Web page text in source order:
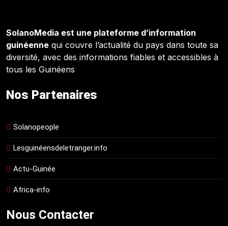
SolanoMedia est une plateforme d’information
guinéenne qui couvre l’actualité du pays dans toute sa
diversité, avec des informations fiables et accessibles à
tous les Guinéens
Nos Partenaires
Solanopeople
Lesguinéensdeletranger.info
Actu-Guinée
Africa-info
Nous Contacter